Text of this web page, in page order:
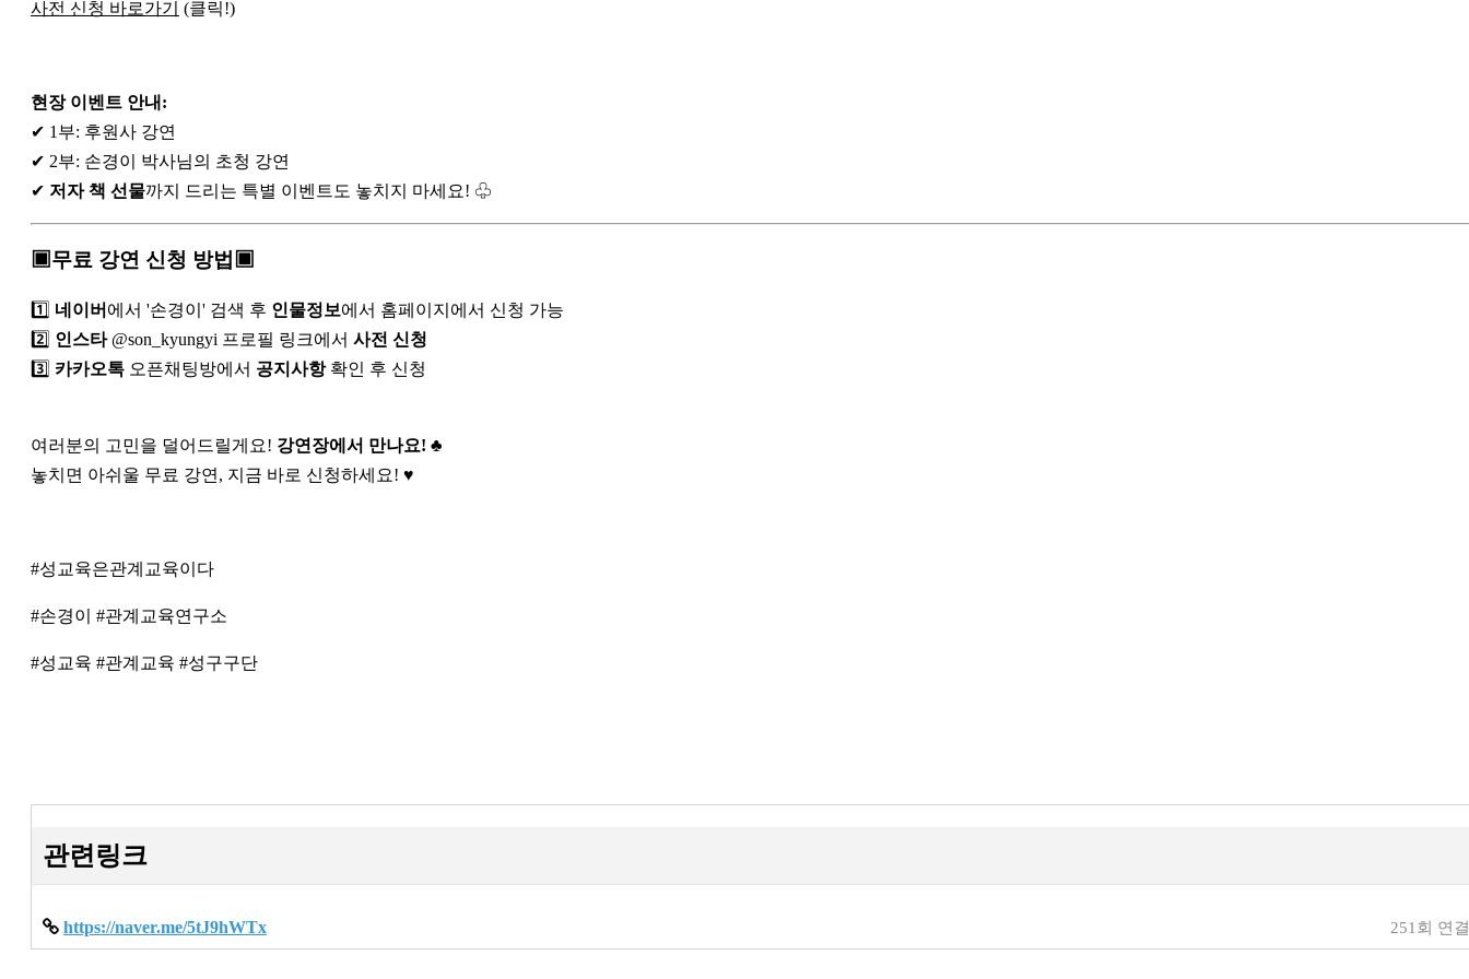
사전 신청 바로가기 (클릭!)
현장 이벤트 안내:
✔ 1부: 후원사 강연
✔ 2부: 손경이 박사님의 초청 강연
✔ 저자 책 선물까지 드리는 특별 이벤트도 놓치지 마세요! ♧
▣무료 강연 신청 방법▣
1️⃣ 네이버 에서 '손경이' 검색 후 인물정보에서 홈페이지에서 신청 가능
2️⃣ 인스타@son_kyungyi 프로필 링크에서 사전 신청
3️⃣ 카카오톡 오픈채팅방에서 공지사항확인 후 신청
여러분의 고민을 덜어드릴게요! 강연장에서 만나요! ♣
놓치면 아쉬울 무료 강연, 지금 바로 신청하세요! ♥
#성교육은관계교육이다
#손경이 #관계교육연구소
#성교육 #관계교육 #성구구단
관련링크
https://naver.me/5tJ9hWTx 251회 연결